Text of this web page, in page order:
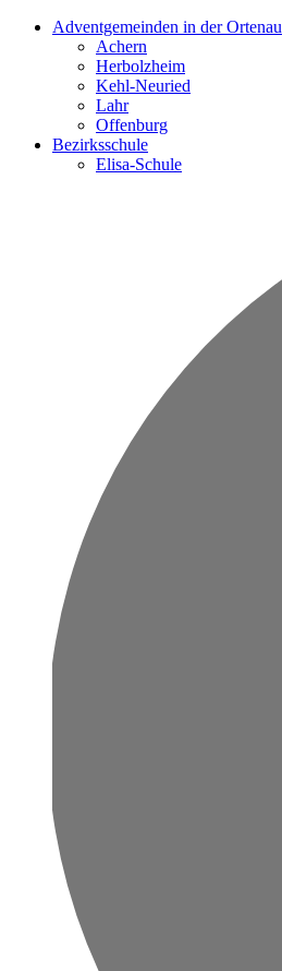
Adventgemeinden in der Ortenau
Achern
Herbolzheim
Kehl-Neuried
Lahr
Offenburg
Bezirksschule
Elisa-Schule